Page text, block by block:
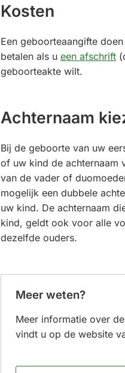
Kosten
Een geboorteaangifte
betalen als u een afschrift
geboorteakte wilt.
Achternaam
Bij de geboorte van uw
of uw kind de achternaam
van de vader of
mogelijk een dubbele
uw kind. De achternaam
kind, geldt ook voor alle
dezelfde ouders.
Meer weten?
Meer informatie over
vindt u op de website